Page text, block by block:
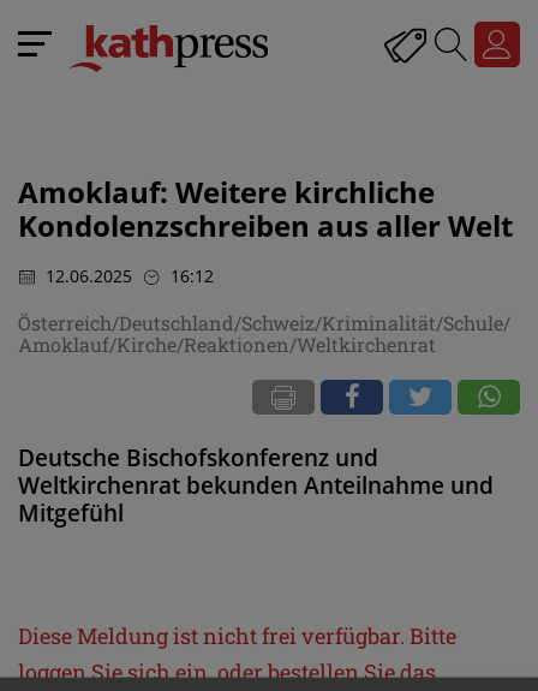
Amoklauf: Weitere kirchliche
Kondolenzschreiben aus aller Welt
12.06.2025 16:12
Österreich/Deutschland/Schweiz/Kriminalität/Schule/
Amoklauf/Kirche/Reaktionen/Weltkirchenrat
Deutsche Bischofskonferenz und
Weltkirchenrat bekunden Anteilnahme und
Mitgefühl
Diese Meldung ist nicht frei verfügbar. Bitte
loggen Sie sich ein, oder bestellen Sie das